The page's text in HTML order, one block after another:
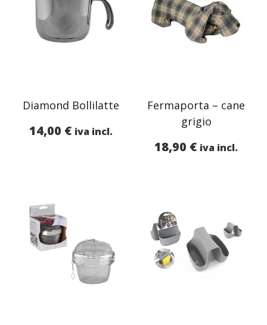
Diamond Bollilatte
14,00 € iva incl.
Fermaporta – cane
grigio
18,90 € iva incl.